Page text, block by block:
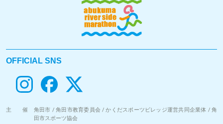
OFFICIAL SNS
主 催
角田市 / 角田市教育委員会 / かくだスポーツビレッジ運営共同企業体 / 角
田市スポーツ協会